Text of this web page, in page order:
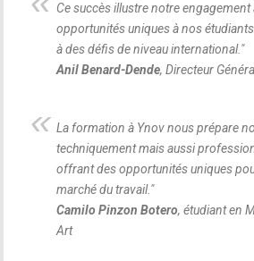
Ce succès illustre notre
opportunités uniques à nos
à des défis de niveau international."
Anil Benard-Dende, Directeur
La formation à Ynov nous prépare
techniquement mais aussi
offrant des opportunités uniques
marché du travail."
Camilo Pinzon Botero, étudiant en
Art